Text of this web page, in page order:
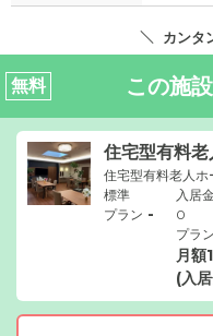
カンタ
無料 この施
住宅型有料
住宅型有料老人ホ
標準
プラン -
入居
0
プラン
月額
(入